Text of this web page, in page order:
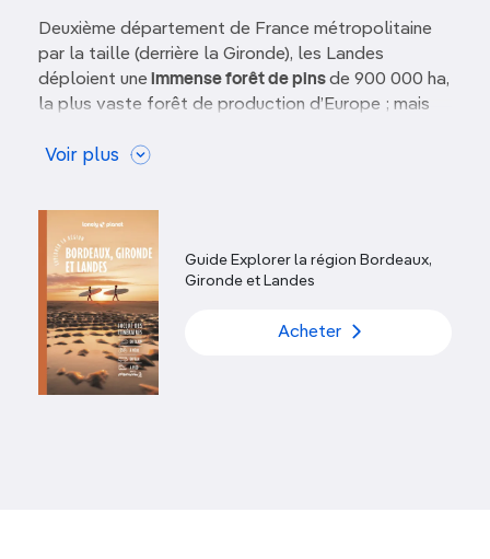
Deuxième département de France métropolitaine
par la taille (derrière la Gironde), les Landes
déploient une immense forêt de pinsde 900 000 ha,
la plus vaste forêt de production d’Europe ; mais
variété de ses paysages.
dominent les prairies humides riches en faune et en
flore. Là, s’étend
et fertiles. Plus à l’est, les pentes douces se
couvrent des vignobles du
Armagnac.
Côté villes,Mont-de-Marsan
par son cadre enchanteur et sa belle vitalité, et
Voir plus
Guide Explorer la région Bordeaux,
Gironde et Landes
Acheter